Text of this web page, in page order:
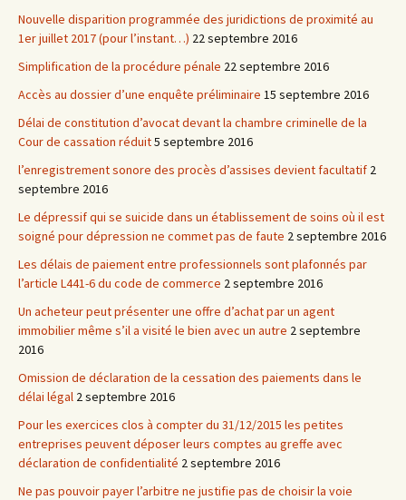
Nouvelle disparition programmée des juridictions de proximité au
1er juillet 2017 (pour l’instant…) 22 septembre 2016
Simplification de la procédure pénale 22 septembre 2016
Accès au dossier d’une enquête préliminaire 15 septembre 2016
Délai de constitution d’avocat devant la chambre criminelle de la
Cour de cassation réduit5 septembre 2016
l’enregistrement sonore des procès d’assises devient facultatif 2
septembre 2016
Le dépressif qui se suicide dans un établissement de soins où il est
soigné pour dépression ne commet pas de faute 2 septembre 2016
Les délais de paiement entre professionnels sont plafonnés par
l’article L441-6 du code de commerce 2 septembre 2016
Un acheteur peut présenter une offre d’achat par un agent
immobilier même s’il a visité le bien avec un autre 2 septembre
2016
Omission de déclaration de la cessation des paiements dans le
délai légal 2 septembre 2016
Pour les exercices clos à compter du 31/12/2015 les petites
entreprises peuvent déposer leurs comptes au greffe avec
déclaration de confidentialité 2 septembre 2016
Ne pas pouvoir payer l’arbitre ne justifie pas de choisir la voie